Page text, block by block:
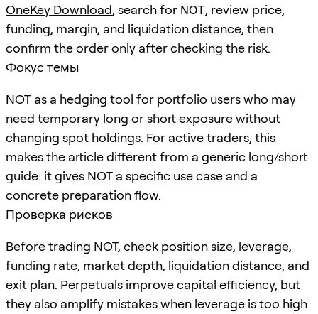
OneKey Download, search for NOT, review price,
funding, margin, and liquidation distance, then
confirm the order only after checking the risk.
Фокус темы
NOT as a hedging tool for portfolio users who may
need temporary long or short exposure without
changing spot holdings. For active traders, this
makes the article different from a generic long/short
guide: it gives NOT a specific use case and a
concrete preparation flow.
Проверка рисков
Before trading NOT, check position size, leverage,
funding rate, market depth, liquidation distance, and
exit plan. Perpetuals improve capital efficiency, but
they also amplify mistakes when leverage is too high